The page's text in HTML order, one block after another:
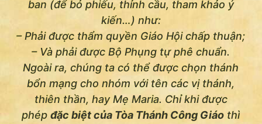
ban (để bỏ phiếu, thỉnh cầu, tham khảo ý
kiến…) như:
– Phải được thẩm quyền Giáo Hội chấp thuận;
– Và phải được Bộ Phụng tự phê chuẩn.
Ngoài ra, chúng ta có thể được chọn thánh
bổn mạng cho nhóm với tên các vị thánh,
thiên thần, hay Mẹ Maria. Chỉ khi được
phépđặc biệt của Tòa Thánh Công Giáo thì